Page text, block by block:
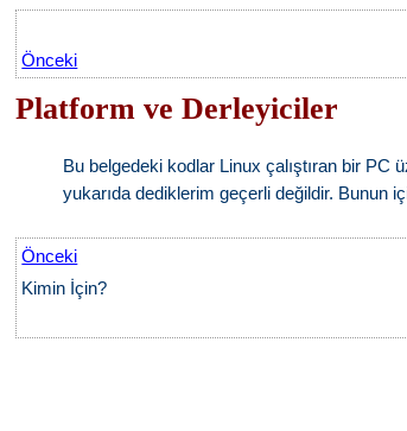
Önceki
Platform ve Derleyiciler
Bu belgedeki kodlar Linux çalıştıran bir PC
yukarıda dediklerim geçerli değildir. Bunun
Önceki
Kimin İçin?